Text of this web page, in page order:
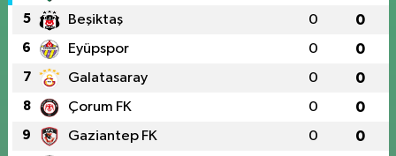
5 Beşiktaş 0 0
6 Eyüpspor 0 0
7 Galatasaray 0 0
8 Çorum FK 0 0
9 Gaziantep FK 0 0